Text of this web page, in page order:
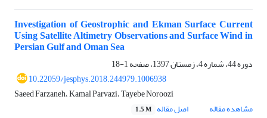
Investigation of Geostrophic and Ekman Surface Current
Using Satellite Altimetry Observations and Surface Wind in
Persian Gulf and Oman Sea
دوره 44، شماره 4، زمستان 1397، صفحه
1-18
10.22059/jesphys.2018.244979.1006938
Saeed Farzaneh، Kamal Parvazi، Tayebe Noroozi
مشاهده مقاله
اصل مقاله 1.5 M